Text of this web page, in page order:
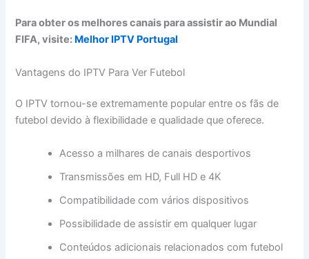
Para obter os melhores canais para assistir ao Mundial
FIFA, visite: Melhor IPTV Portugal
Vantagens do IPTV Para Ver Futebol
O IPTV tornou-se extremamente popular entre os fãs de
futebol devido à flexibilidade e qualidade que oferece.
Acesso a milhares de canais desportivos
Transmissões em HD, Full HD e 4K
Compatibilidade com vários dispositivos
Possibilidade de assistir em qualquer lugar
Conteúdos adicionais relacionados com futebol